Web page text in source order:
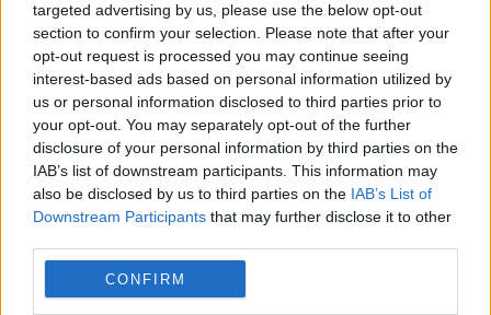
targeted advertising by us, please use the below opt-out
section to confirm your selection. Please note that after your
opt-out request is processed you may continue seeing
interest-based ads based on personal information utilized by
us or personal information disclosed to third parties prior to
your opt-out. You may separately opt-out of the further
disclosure of your personal information by third parties on the
IAB’s list of downstream participants. This information may
also be disclosed by us to third parties on the IAB’s List of
Downstream Participants that may further disclose it to other
CONFIRM
Prințesei Eugenie este una dintre ele
MONDEN